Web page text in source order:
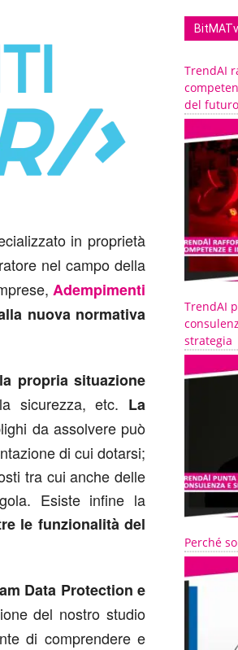
in proprietà
nel campo della
Adempimenti
nuova normativa
propria situazione
sicurezza, etc. La
da assolvere può
di cui dotarsi;
tra cui anche delle
Esiste infine la
le funzionalità del
Data Protection e
del nostro studio
di comprendere e
TrendAI
del futuro
TrendAI
strategia
Perché